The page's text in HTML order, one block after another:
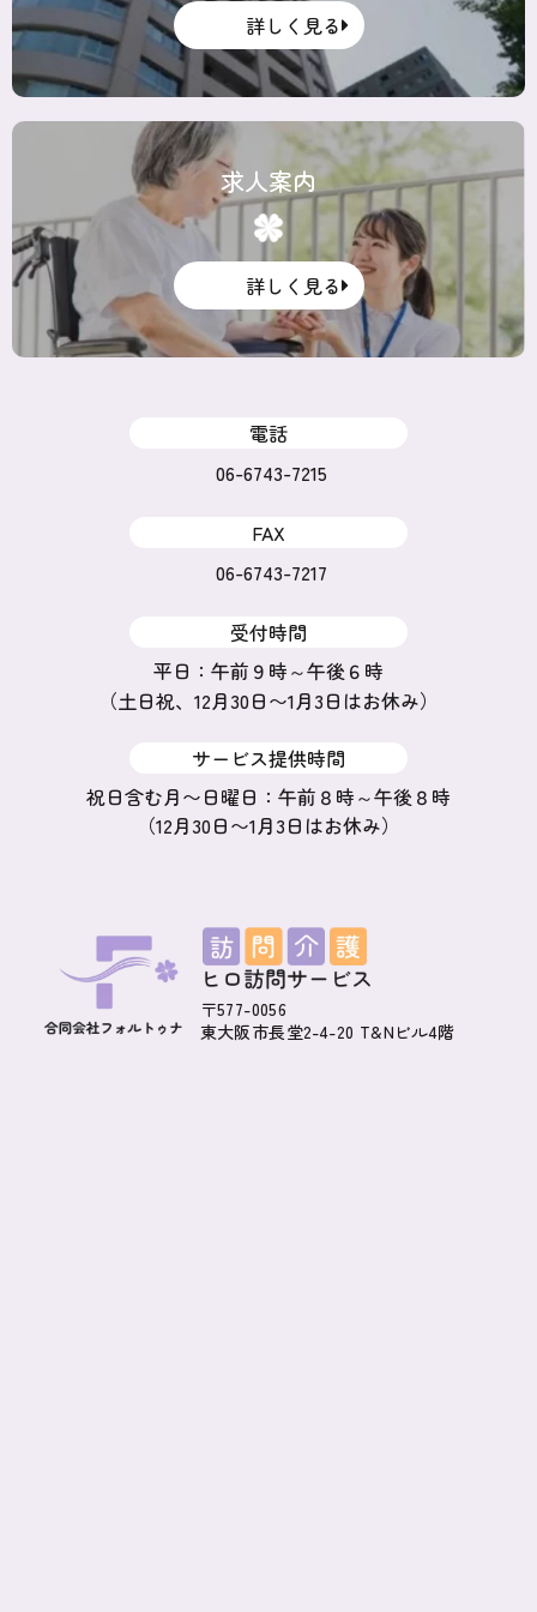
詳しく見る
求人案内
詳しく見る
電話
06-6743-7215
FAX
06-6743-7217
受付時間
平日：午前９時～午後６時
（土日祝、12月30日〜1月3日はお休み）
サービス提供時間
祝日含む月〜日曜日：午前８時～午後８時
（12月30日〜1月3日はお休み）
〒577-0056
東大阪市長堂2-4-20 T&Nビル4階